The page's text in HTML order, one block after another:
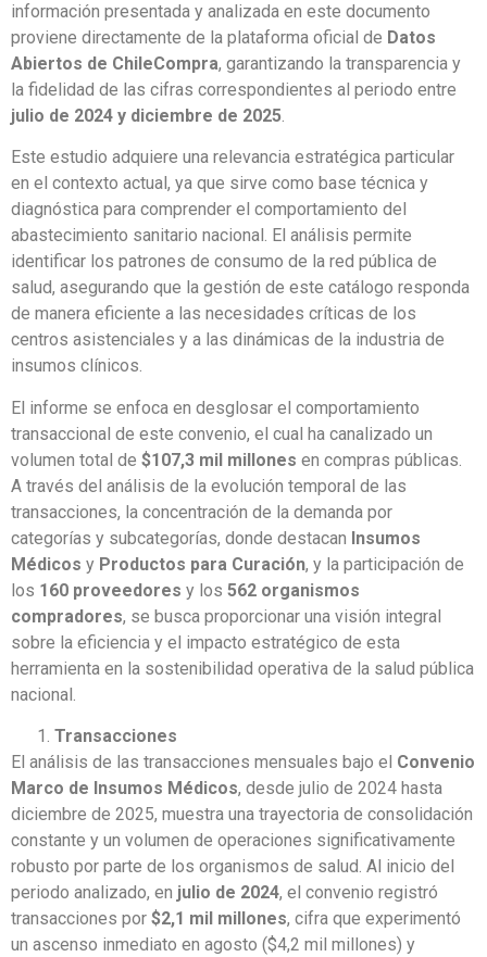
información presentada y analizada en este documento
proviene directamente de la plataforma oficial de Datos
Abiertos de ChileCompra, garantizando la transparencia y
la fidelidad de las cifras correspondientes al periodo entre
julio de 2024 y diciembre de 2025.
Este estudio adquiere una relevancia estratégica particular
en el contexto actual, ya que sirve como base técnica y
diagnóstica para comprender el comportamiento del
abastecimiento sanitario nacional. El análisis permite
identificar los patrones de consumo de la red pública de
salud, asegurando que la gestión de este catálogo responda
de manera eficiente a las necesidades críticas de los
centros asistenciales y a las dinámicas de la industria de
insumos clínicos.
El informe se enfoca en desglosar el comportamiento
transaccional de este convenio, el cual ha canalizado un
volumen total de $107,3 mil millones en compras públicas.
A través del análisis de la evolución temporal de las
transacciones, la concentración de la demanda por
categorías y subcategorías, donde destacan Insumos
Médicos y Productos para Curación, y la participación de
los 160 proveedores y los 562 organismos
compradores, se busca proporcionar una visión integral
sobre la eficiencia y el impacto estratégico de esta
herramienta en la sostenibilidad operativa de la salud pública
nacional.
Transacciones
El análisis de las transacciones mensuales bajo el Convenio
Marco de Insumos Médicos, desde julio de 2024 hasta
diciembre de 2025, muestra una trayectoria de consolidación
constante y un volumen de operaciones significativamente
robusto por parte de los organismos de salud. Al inicio del
periodo analizado, en julio de 2024, el convenio registró
transacciones por $2,1 mil millones, cifra que experimentó
un ascenso inmediato en agosto ($4,2 mil millones) y